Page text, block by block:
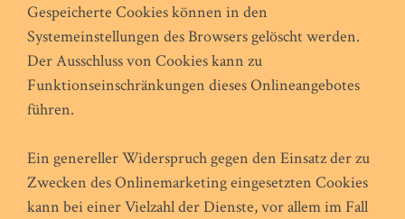
Gespeicherte Cookies können in den
Systemeinstellungen des Browsers gelöscht werden.
Der Ausschluss von Cookies kann zu
Funktionseinschränkungen dieses Onlineangebotes
führen.
Ein genereller Widerspruch gegen den Einsatz der zu
Zwecken des Onlinemarketing eingesetzten Cookies
kann bei einer Vielzahl der Dienste, vor allem im Fall